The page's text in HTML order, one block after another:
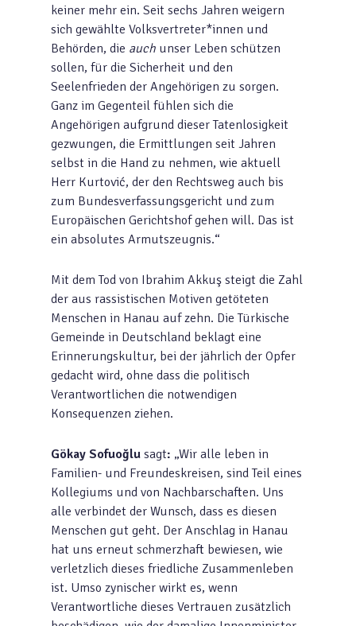
keiner mehr ein. Seit sechs Jahren weigern
sich gewählte Volksvertreter*innen und
Behörden, die auch unser Leben schützen
sollen, für die Sicherheit und den
Seelenfrieden der Angehörigen zu sorgen.
Ganz im Gegenteil fühlen sich die
Angehörigen aufgrund dieser Tatenlosigkeit
gezwungen, die Ermittlungen seit Jahren
selbst in die Hand zu nehmen, wie aktuell
Herr Kurtović, der den Rechtsweg auch bis
zum Bundesverfassungsgericht und zum
Europäischen Gerichtshof gehen will. Das ist
ein absolutes Armutszeugnis.“
Mit dem Tod von Ibrahim Akkuş steigt die Zahl
der aus rassistischen Motiven getöteten
Menschen in Hanau auf zehn. Die Türkische
Gemeinde in Deutschland beklagt eine
Erinnerungskultur, bei der jährlich der Opfer
gedacht wird, ohne dass die politisch
Verantwortlichen die notwendigen
Konsequenzen ziehen.
Gökay Sofuoğlu sagt: „Wir alle leben in
Familien- und Freundeskreisen, sind Teil eines
Kollegiums und von Nachbarschaften. Uns
alle verbindet der Wunsch, dass es diesen
Menschen gut geht. Der Anschlag in Hanau
hat uns erneut schmerzhaft bewiesen, wie
verletzlich dieses friedliche Zusammenleben
ist. Umso zynischer wirkt es, wenn
Verantwortliche dieses Vertrauen zusätzlich